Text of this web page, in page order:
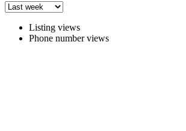
Listing views
Phone number views